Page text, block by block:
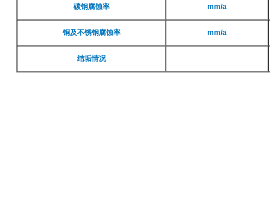
碳钢腐蚀率 mm/a
铜及不锈钢腐蚀率 mm/a
结垢情况